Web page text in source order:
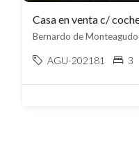
Casa en venta c/
AGU-202181 3